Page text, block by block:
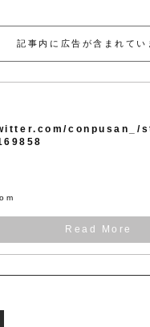
記事内に広告が含まれてい
conpusan_/